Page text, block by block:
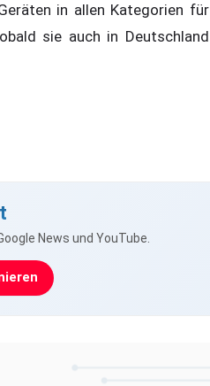
in allen Kategorien für
sie auch in Deutschland
News und YouTube.